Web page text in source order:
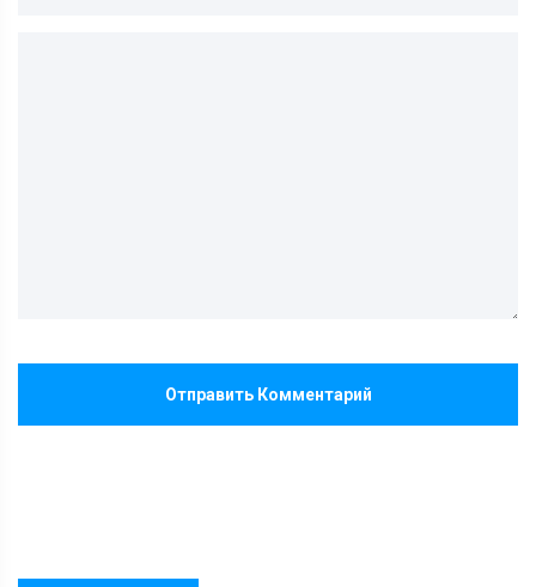
Отправить Комментарий